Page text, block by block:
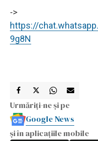
->
https://
9g8N
Urmăriți-ne și pe
Google News
și în aplicațiile mobile